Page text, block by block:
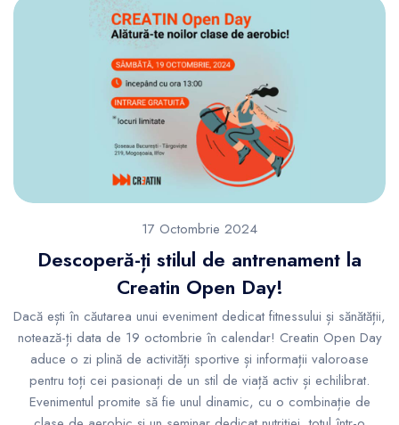
17 Octombrie 2024
Descoperă-ți stilul de antrenament la
Creatin Open Day!
Dacă ești în căutarea unui eveniment dedicat fitnessului și sănătății,
notează-ți data de 19 octombrie în calendar! Creatin Open Day
aduce o zi plină de activități sportive și informații valoroase
pentru toți cei pasionați de un stil de viață activ și echilibrat.
Evenimentul promite să fie unul dinamic, cu o combinație de